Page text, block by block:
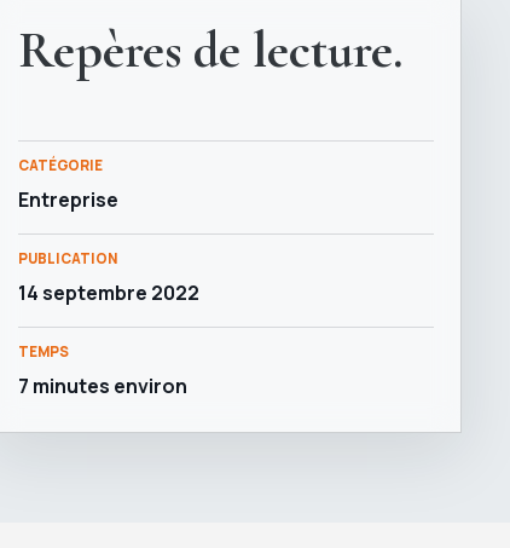
Repères de lecture.
CATÉGORIE
Entreprise
PUBLICATION
14 septembre 2022
TEMPS
7 minutes environ